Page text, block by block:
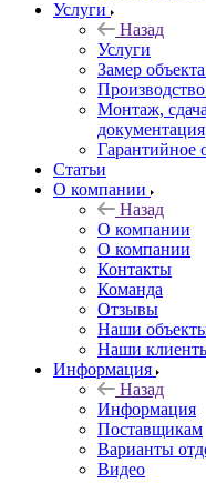
Услуги
Назад
Услуги
Замер
Монтаж,
документация
Гарантийное
Статьи
О компании
Назад
О компании
О компании
Контакты
Команда
Отзывы
Наши
Наши
Информация
Назад
Информация
Поставщикам
Варианты
Видео